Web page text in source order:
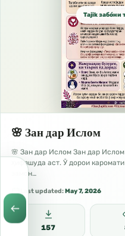
🌸 Зан дар Ислом
🌸 Зан дар Ислом Зан дар Ислом
ҳифзшуда аст. Ӯ дорои
замон…
Last updated:May 7, 2026
157